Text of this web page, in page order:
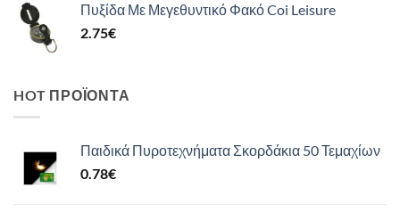
Πυξίδα Με Μεγεθυντικό Φακό Coi Leisure
2.75€
HOT ΠΡΟΪΌΝΤΑ
Παιδικά Πυροτεχνήματα Σκορδάκια 50 Τεμαχίων
0.78€